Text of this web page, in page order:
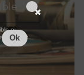
ou
la fin de
Ok